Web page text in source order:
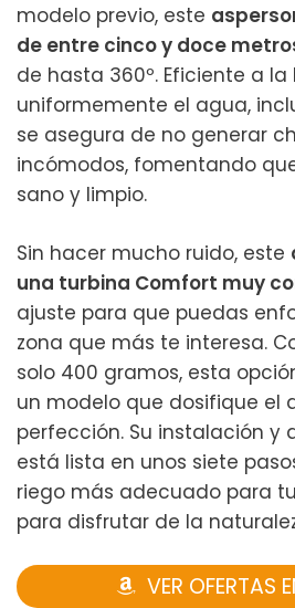
modelo previo, este
de entre cinco y doce
de hasta 360º. Eficiente a
uniformemente el agua,
se asegura de no generar
incómodos, fomentando
sano y limpio.
Sin hacer mucho ruido, este
una turbina Comfort muy
ajuste para que puedas
zona que más te interesa.
solo 400 gramos, esta
un modelo que dosifique el
perfección. Su instalación y
está lista en unos siete
riego más adecuado para
para disfrutar de la
VER OFERTAS